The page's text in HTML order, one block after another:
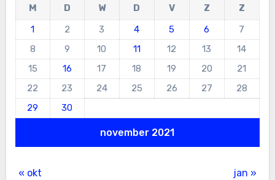
november 2021
M D W D V Z
Z
1
2 3 4 5 6
7
8
9 10 11 12 13
14
15
16 17 18 19 20
21
22
23 24 25 26 27
28
29
30
« okt jan »